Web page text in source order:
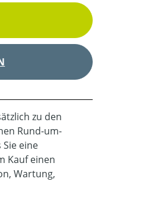
zu den
Rund-um-
eine
Kauf einen
Wartung,